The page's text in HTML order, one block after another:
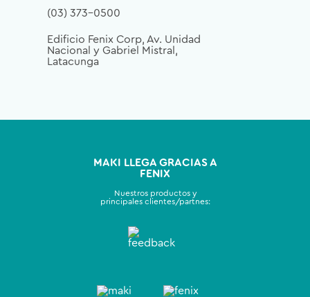
(03) 373-0500
Edificio Fenix Corp, Av. Unidad
Nacional y Gabriel Mistral,
Latacunga
MAKI LLEGA GRACIAS A
FENIX
Nuestros productos y
principales clientes/partnes: